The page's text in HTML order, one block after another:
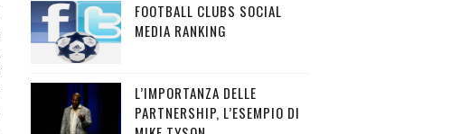
FOOTBALL CLUBS SOCIAL
MEDIA RANKING
L’IMPORTANZA DELLE
PARTNERSHIP, L’ESEMPIO DI